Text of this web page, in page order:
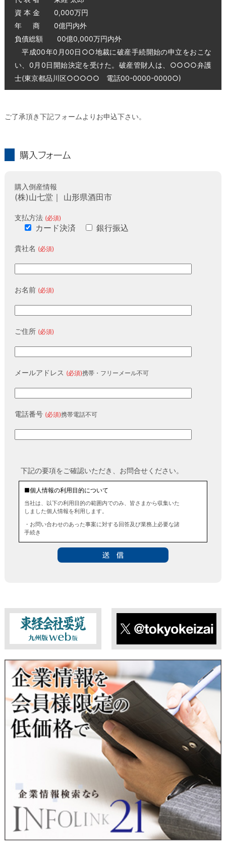
資 本 金 0,000万円
年 商 0億円内外
負債総額 00億0,000万円内外
平成00年0月00日○○地裁に破産手続開始の申立をおこな
い、0月0日開始決定を受けた。破産管財人は、○○○○弁護
士(東京都品川区○○○○○ 電話00-0000-0000○)
ご了承頂き下記フォームよりお申込下さい。
購入倒産情報
(株)山七堂｜ 山形県酒田市
支払方法 (必須)
カード決済 銀行振込
貴社名 (必須)
お名前 (必須)
ご住所 (必須)
メールアドレス (必須)携帯・フリーメール不可
電話番号 (必須)携帯電話不可
下記の要項をご確認いただき、お問合せください。
■個人情報の利用目的について
当社は、以下の利用目的の範囲内でのみ、皆さまから収集いた
しました個人情報を利用します。
・お問い合わせのあった事案に対する回答及び業務上必要な諸
手続き
■個人情報の第三者提供について
■ 個人情報提供の任意性及び留意点
個人情報のご提供は任意ですが、必要な個人情報をご提供いた
だけなかった場合は、上記利用目的を達成できない場合があり
ますのでご了承ください。
当社は、本人が自己の個人情報について、通知・開示・訂正・
追加・削除・利用停止・提供停止の希望がございましたら、本
人または代理人の請求応じて、個人データの通知・開示・訂
正・追加・削除・利用停止・提供停止の請求に応じます。
受付方法は、本人確認資料（運転免許証、パスポート何れかの
コピー）、「個人情報取扱申請書」「委任状」（代理人による
申請の場合のみ必要となります）を当社宛にお送り下さい。
＜個人情報保護に関するお問合せ・相談窓口＞
〒802-0004 北九州市小倉北区鍛冶町2丁目5-11（第一東経ビ
フリーダイヤル 0120-55-9986
受付時間 平日9：00～17：00
東経会社要覧web版 X